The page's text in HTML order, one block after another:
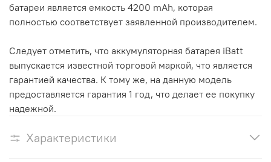
батареи является емкость 4200 mAh, которая
полностью соответствует заявленной производителем.
Следует отметить, что аккумуляторная батарея iBatt
выпускается известной торговой маркой, что является
гарантией качества. К тому же, на данную модель
предоставляется гарантия 1 год, что делает ее покупку
надежной.
Характеристики